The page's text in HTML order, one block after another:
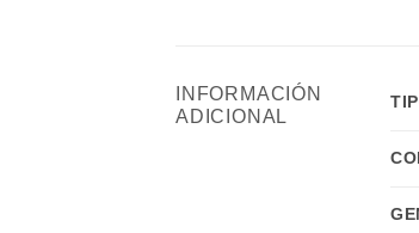
INFORMACIÓN
ADICIONAL